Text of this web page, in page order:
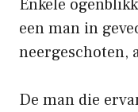
Enkele
een man in
neergeschoten,
De man die